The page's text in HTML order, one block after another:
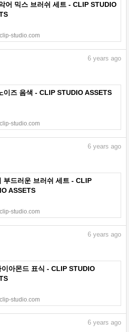
어 믹스 브러쉬 세트 - CLIP STUDIO
studio.com
6 years ago
이즈 음색 - CLIP STUDIO ASSETS
studio.com
6 years ago
부드러운 브러쉬 세트 - CLIP
ASSETS
studio.com
6 years ago
아몬드 표식 - CLIP STUDIO
studio.com
6 years ago